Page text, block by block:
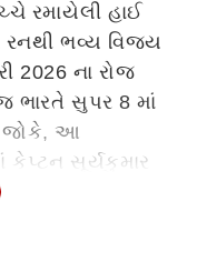
રમાયેલી હાઈ
રનથી ભવ્ય વિજય
2026 ના રોજ
ભારતે સુપર 8 માં
જોકે, આ
સૂર્યકુમાર
યાદવ વચ્ચે